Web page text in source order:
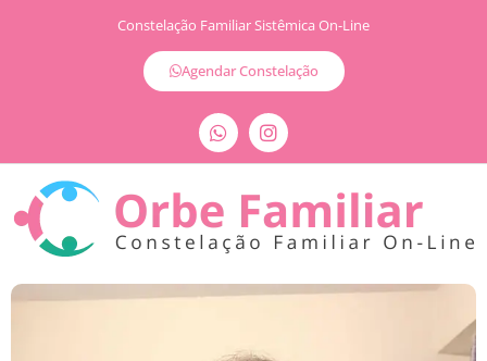
Constelação Familiar Sistêmica On-Line
Agendar Constelação